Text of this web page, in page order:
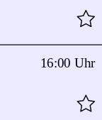
16:00 Uhr